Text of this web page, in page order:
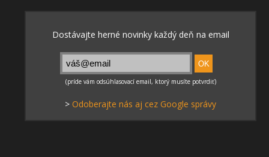
> Odoberajte nás aj cez Google správy